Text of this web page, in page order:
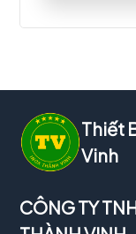
Thiết
Vinh
CÔNG TY